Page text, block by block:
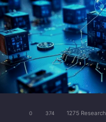
0 374 1275 Research